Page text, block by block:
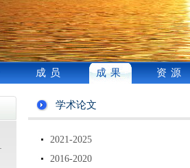
成员 成果 资源
学术论文
2021-2025
2016-2020